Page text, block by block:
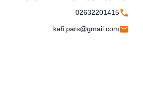
02632201415
kafi.pars@gmail.com